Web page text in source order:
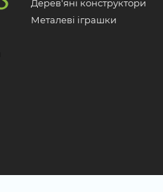
Дерев'яні конструктори
Металеві іграшки